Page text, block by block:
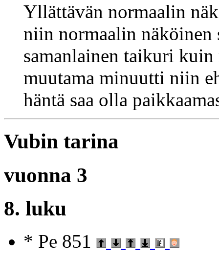
Yllättävän normaalin
niin normaalin näköinen
samanlainen taikuri
muutama minuutti niin
häntä saa olla
Vubin tarina
vuonna 3
8. luku
* Pe 851